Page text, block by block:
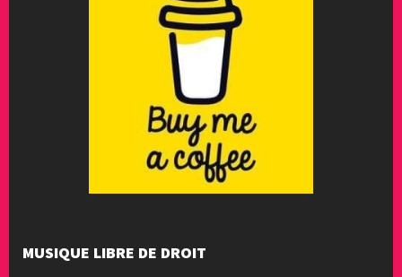
MUSIQUE LIBRE DE DROIT